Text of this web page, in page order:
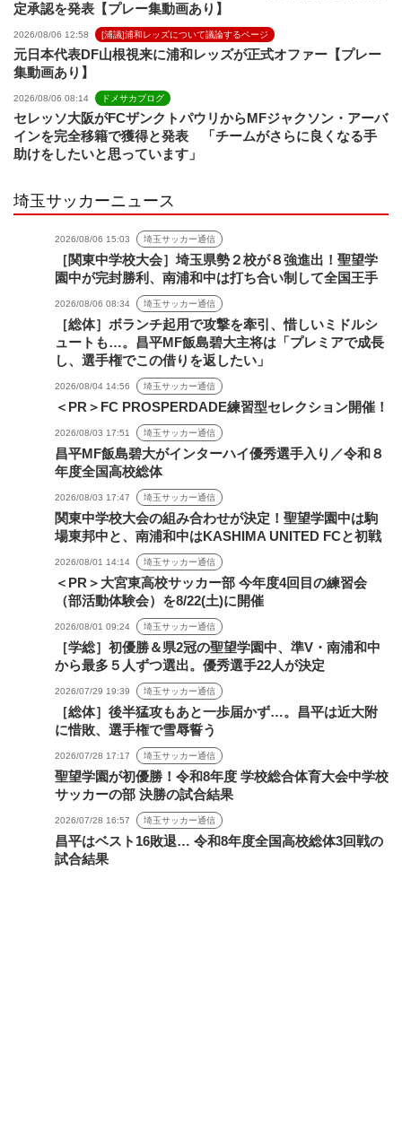
定承認を発表【プレー集動画あり】
2026/08/06 12:58 [浦議]浦和レッズについて議論するページ
元日本代表DF山根視来に浦和レッズが正式オファー【プレー
集動画あり】
2026/08/06 08:14 ドメサカブログ
セレッソ大阪がFCザンクトパウリからMFジャクソン・アーバ
インを完全移籍で獲得と発表 「チームがさらに良くなる手
助けをしたいと思っています」
埼玉サッカーニュース
2026/08/06 15:03 埼玉サッカー通信
［関東中学校大会］埼玉県勢２校が８強進出！聖望学
園中が完封勝利、南浦和中は打ち合い制して全国王手
2026/08/06 08:34 埼玉サッカー通信
［総体］ボランチ起用で攻撃を牽引、惜しいミドルシ
ュートも…。昌平MF飯島碧大主将は「プレミアで成長
し、選手権でこの借りを返したい」
2026/08/04 14:56 埼玉サッカー通信
＜PR＞FC PROSPERDADE練習型セレクション開催！
2026/08/03 17:51 埼玉サッカー通信
昌平MF飯島碧大がインターハイ優秀選手入り／令和８
年度全国高校総体
2026/08/03 17:47 埼玉サッカー通信
関東中学校大会の組み合わせが決定！聖望学園中は駒
場東邦中と、南浦和中はKASHIMA UNITED FCと初戦
2026/08/01 14:14 埼玉サッカー通信
＜PR＞大宮東高校サッカー部 今年度4回目の練習会
（部活動体験会）を8/22(土)に開催
2026/08/01 09:24 埼玉サッカー通信
［学総］初優勝＆県2冠の聖望学園中、準V・南浦和中
から最多５人ずつ選出。優秀選手22人が決定
2026/07/29 19:39 埼玉サッカー通信
［総体］後半猛攻もあと一歩届かず…。昌平は近大附
に惜敗、選手権で雪辱誓う
2026/07/28 17:17 埼玉サッカー通信
聖望学園が初優勝！令和8年度 学校総合体育大会中学校
サッカーの部 決勝の試合結果
2026/07/28 16:57 埼玉サッカー通信
昌平はベスト16敗退… 令和8年度全国高校総体3回戦の
試合結果